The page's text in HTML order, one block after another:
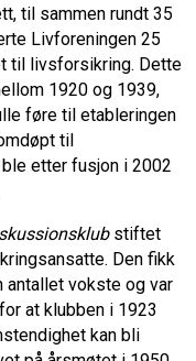
til sammen rundt 35
Livforeningen 25
til livsforsikring. Dette
1920 og 1939,
føre til etableringen
til
etter fusjon i 2002
stiftet
Den fikk
antallet vokste og var
at klubben i 1923
kan bli